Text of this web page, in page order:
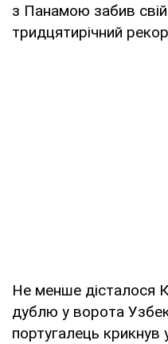
з Панамою забив свій
тридцятирічний
Не менше дісталося
дублю у ворота
португалець крикнув